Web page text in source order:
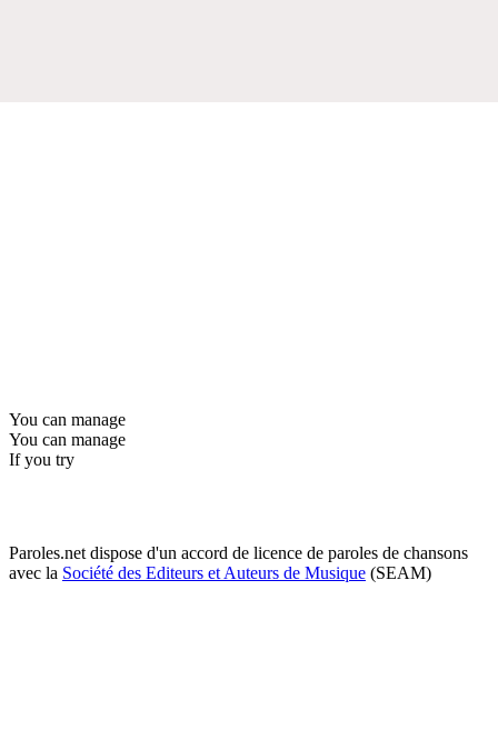
You can manage
You can manage
If you try
Paroles.net dispose d'un accord de licence de paroles de chansons
avec la Société des Editeurs et Auteurs de Musique (SEAM)